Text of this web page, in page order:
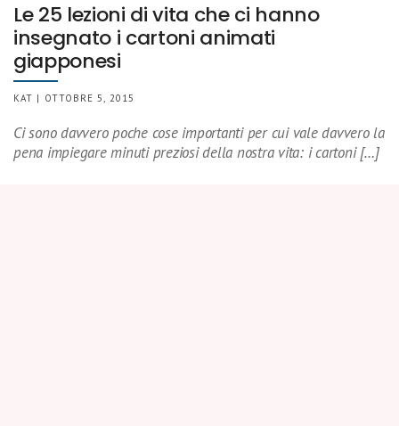
Le 25 lezioni di vita che ci hanno
insegnato i cartoni animati
giapponesi
KAT | OTTOBRE 5, 2015
Ci sono davvero poche cose importanti per cui vale davvero la
pena impiegare minuti preziosi della nostra vita: i cartoni […]